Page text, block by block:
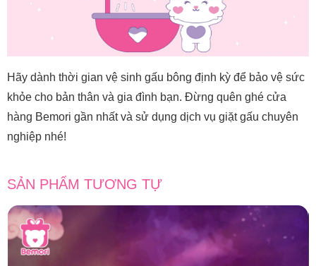
Hãy dành thời gian vệ sinh gấu bông định kỳ để bảo vệ sức
khỏe cho bản thân và gia đình bạn. Đừng quên ghé cửa
hàng Bemori gần nhất và sử dụng dịch vụ giặt gấu chuyên
nghiệp nhé!
SẢN PHẨM TƯƠNG TỰ